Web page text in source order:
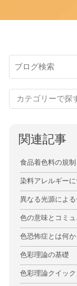
関連記事
食品着色料の規
染料アレルギー
異なる光源による
色の意味とコミ
色恐怖症とは何か
色彩理論の基礎
色彩理論クイッ